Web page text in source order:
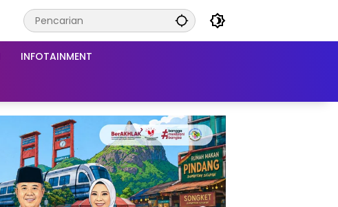
INFOTAINMENT